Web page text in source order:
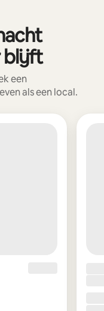
blijft
een
als een local.